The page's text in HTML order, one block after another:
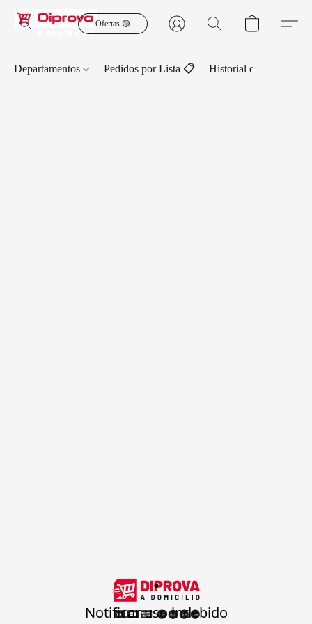
Ofertas 🟡
Departamentos Pedidos por Lista 📋 Historial de Pedidos
.
Notificar uso indebido